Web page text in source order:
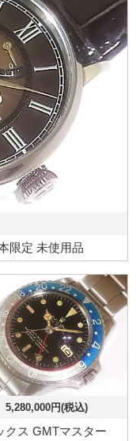
限定 未使用品
5,280,000円(税込)
クス GMTマスター